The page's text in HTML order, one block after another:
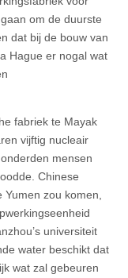
om de duurste
dat bij de bouw van
Hague er nogal wat
fabriek te Mayak
vijftig nucleair
mensen
Chinese
zou komen,
universiteit
water beschikt dat
wat zal gebeuren